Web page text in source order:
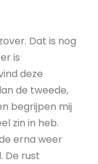
Dat is nog
is
deze
de tweede,
begrijpen mij
zin in heb.
erna weer
De rust